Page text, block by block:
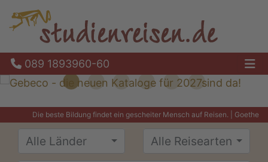
089 1893960-60
Die beste Bildung findet ein gescheiter Mensch auf Reisen. | Goethe
Alle Länder Alle Reisearten